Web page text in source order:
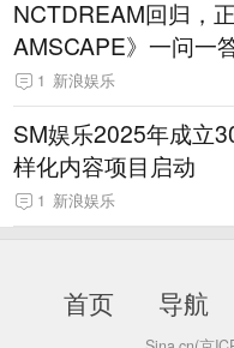
NCTDREAM回归，
AMSCAPE》一问一
1 新浪娱乐
SM娱乐2025年成立
样化内容项目启动
1 新浪娱乐
首页 导航